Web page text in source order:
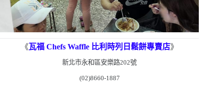
《瓦福 Chefs Waffle 比利時列日鬆餅專賣店》
新北市永和區安樂路202號
(02)8660-1887